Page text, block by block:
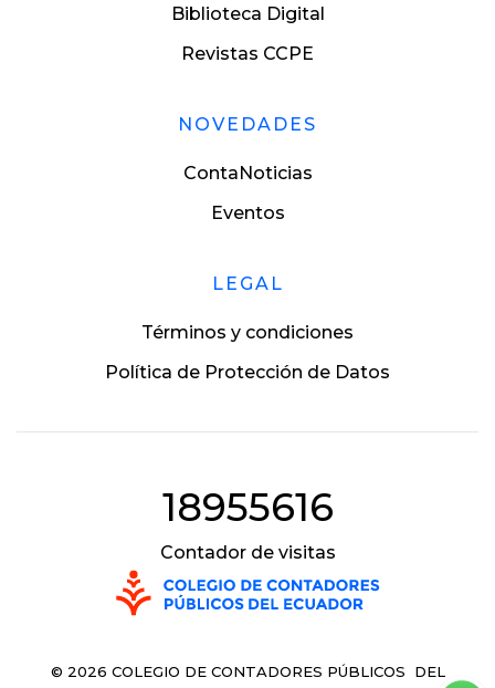
Biblioteca Digital
Revistas CCPE
NOVEDADES
ContaNoticias
Eventos
LEGAL
Términos y condiciones
Política de Protección de Datos
18955616
Contador de visitas
© 2026 COLEGIO DE CONTADORES PÚBLICOS DEL